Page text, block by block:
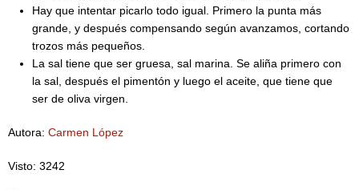
Hay que intentar picarlo todo igual. Primero la punta más
grande, y después compensando según avanzamos, cortando
trozos más pequeños.
La sal tiene que ser gruesa, sal marina. Se aliña primero con
la sal, después el pimentón y luego el aceite, que tiene que
ser de oliva virgen.
Autora: Carmen López
Visto: 3242